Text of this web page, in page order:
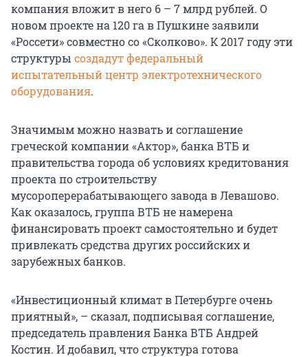
компания вложит в него 6 – 7 млрд рублей. О
новом проекте на 120 га в Пушкине заявили
«Россети» совместно со «Сколково». К 2017 году эти
структуры создадут федеральный
испытательный центр электротехнического
оборудования.
Значимым можно назвать и соглашение
греческой компании «Актор», банка ВТБ и
правительства города об условиях кредитования
проекта по строительству
мусороперерабатывающего завода в Левашово.
Как оказалось, группа ВТБ не намерена
финансировать проект самостоятельно и будет
привлекать средства других российских и
зарубежных банков.
«Инвестиционный климат в Петербурге очень
приятный», – сказал, подписывая соглашение,
председатель правления Банка ВТБ Андрей
Костин. И добавил, что структура готова